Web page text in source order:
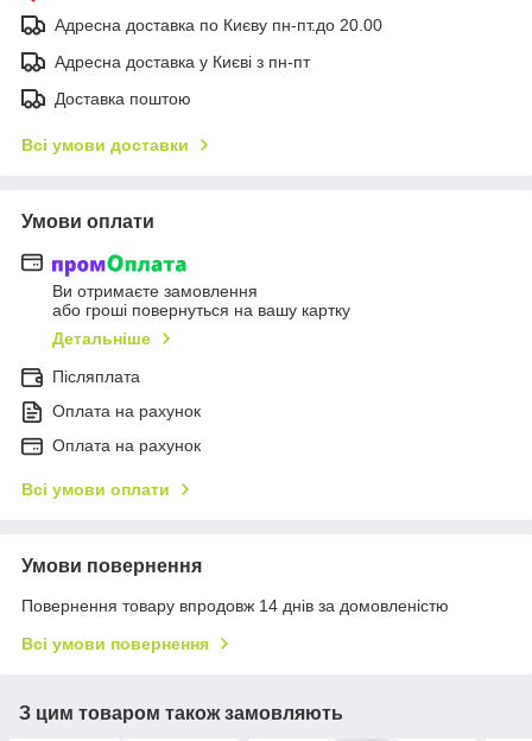
Адресна доставка по Києву пн-пт.до 20.00
Адресна доставка у Києві з пн-пт
Доставка поштою
Всі умови доставки
Умови оплати
Ви отримаєте замовлення
або гроші повернуться на вашу картку
Детальніше
Післяплата
Оплата на рахунок
Оплата на рахунок
Всі умови оплати
Умови повернення
Повернення товару впродовж 14 днів за домовленістю
Всі умови повернення
З цим товаром також замовляють